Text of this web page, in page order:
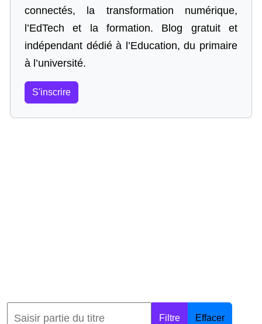
connectés, la transformation numérique,
l’EdTech et la formation. Blog gratuit et
indépendant dédié à l’Education, du primaire
à l’université.
S'inscrire
Filtre Effacer